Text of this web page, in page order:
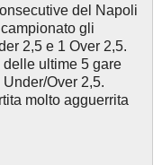
del Napoli
gli
2,5 e 1 Over 2,5.
ultime 5 gare
Over 2,5.
molto agguerrita